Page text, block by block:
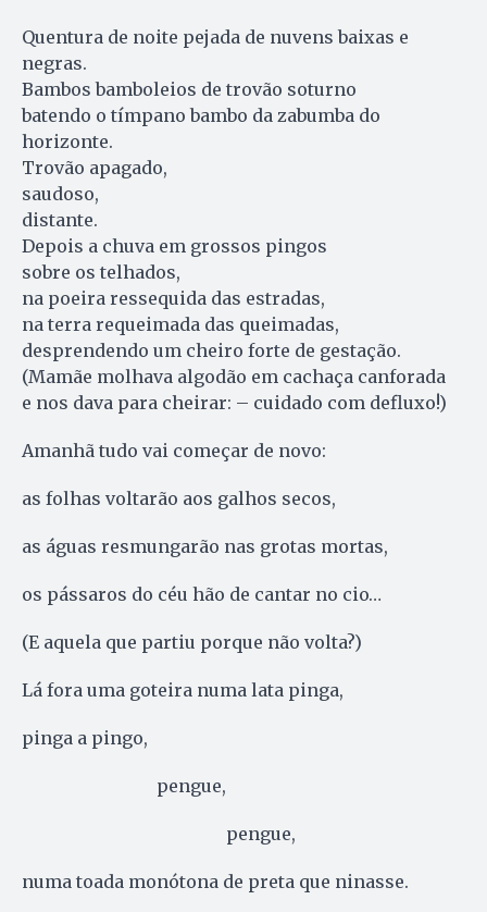
Quentura de noite pejada de nuvens baixas e
negras.
Bambos bamboleios de trovão soturno
batendo o tímpano bambo da zabumba do
horizonte.
Trovão apagado,
saudoso,
distante.
Depois a chuva em grossos pingos
sobre os telhados,
na poeira ressequida das estradas,
na terra requeimada das queimadas,
desprendendo um cheiro forte de gestação.
(Mamãe molhava algodão em cachaça canforada
e nos dava para cheirar: – cuidado com defluxo!)
Amanhã tudo vai começar de novo:
as folhas voltarão aos galhos secos,
as águas resmungarão nas grotas mortas,
os pássaros do céu hão de cantar no cio…
(E aquela que partiu porque não volta?)
Lá fora uma goteira numa lata pinga,
pinga a pingo,
pengue,
pengue,
numa toada monótona de preta que ninasse.